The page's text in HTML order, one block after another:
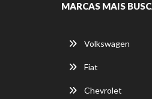
MARCAS MAIS
Volkswagen
Fiat
Chevrolet